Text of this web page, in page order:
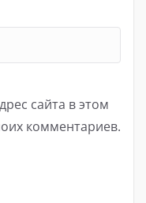
сайта в этом
комментариев.